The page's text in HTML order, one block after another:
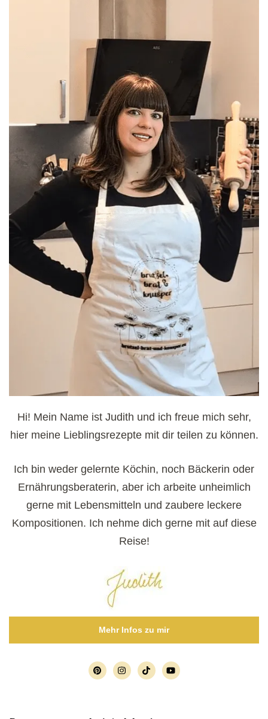
Hi! Mein Name ist Judith und ich freue mich sehr,
hier meine Lieblingsrezepte mit dir teilen zu können.
Ich bin weder gelernte Köchin, noch Bäckerin oder
Ernährungsberaterin, aber ich arbeite unheimlich
gerne mit Lebensmitteln und zaubere leckere
Kompositionen. Ich nehme dich gerne mit auf diese
Reise!
Mehr Infos zu mir